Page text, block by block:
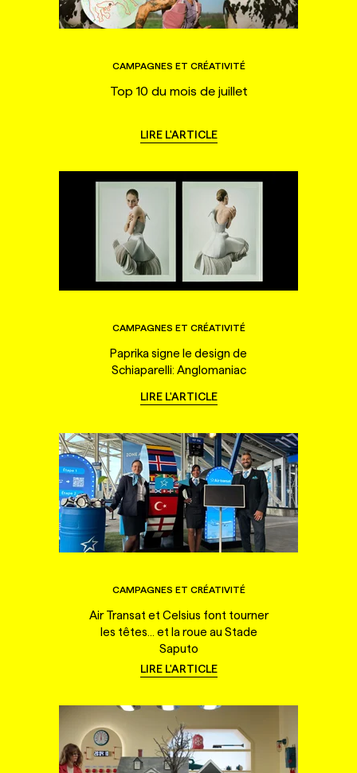
CAMPAGNES ET CRÉATIVITÉ
Top 10 du mois de juillet
LIRE L'ARTICLE
CAMPAGNES ET CRÉATIVITÉ
Paprika signe le design de
Schiaparelli: Anglomaniac
LIRE L'ARTICLE
CAMPAGNES ET CRÉATIVITÉ
Air Transat et Celsius font tourner
les têtes... et la roue au Stade
Saputo
LIRE L'ARTICLE